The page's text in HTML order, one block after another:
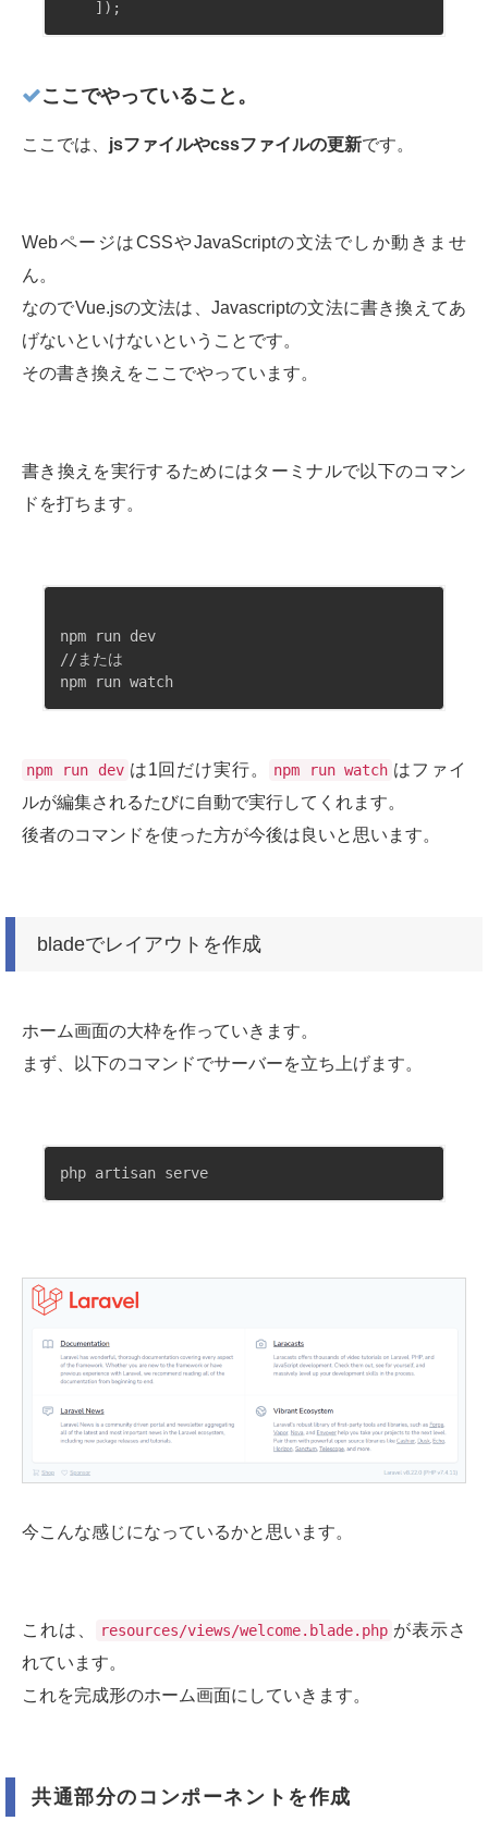
ここでやっていること。
ここでは、 jsファイルやcssファイルの更新です。
WebページはCSSやJavaScriptの文法でしか動きませ
ん。
なのでVue.jsの文法は、Javascriptの文法に書き換えてあ
げないといけないということです。
その書き換えをここでやっています。
書き換えを実行するためにはターミナルで以下のコマン
ドを打ちます。
npm run dev
//または
npm run dev は1回だけ実行。 npm run watch はファイ
ルが編集されるたびに自動で実行してくれます。
後者のコマンドを使った方が今後は良いと思います。
bladeでレイアウトを作成
ホーム画面の大枠を作っていきます。
まず、以下のコマンドでサーバーを立ち上げます。
php artisan serve
今こんな感じになっているかと思います。
これは、 resources/views/welcome.blade.php が表示さ
れています。
これを完成形のホーム画面にしていきます。
共通部分のコンポーネントを作成